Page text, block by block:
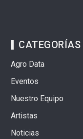
CATEGORÍAS
Agro Data
Eventos
Nuestro Equipo
Artistas
Noticias